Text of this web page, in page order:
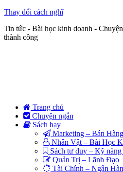
Thay đổi cách nghĩ
Tin tức - Bài học kinh doanh -
thành công
Trang chủ
Chuyện ngắn
Sách hay
Marketing – Bán Hàng
Nhân Vật – Bài Học
Sách tư duy – Kỹ năng
Quản Trị – Lãnh Đạo
Tài Chính – Ngân